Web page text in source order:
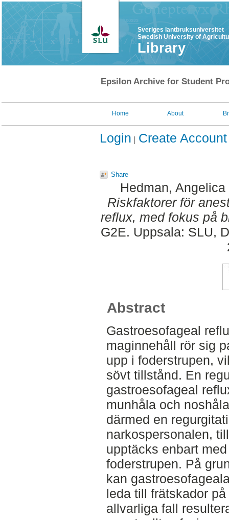
Sveriges lantbruksuniversitet
Swedish University of
Library
Epsilon Archive for Student
Home About
Login Create Account
Share
Hedman, Angelica
Riskfaktorer för
reflux, med fokus på
G2E. Uppsala: SLU,
Abstract
Gastroesofageal
maginnehåll rör sig
upp i foderstrupen,
sövt tillstånd. En
gastroesofageal
munhåla och
därmed en
narkospersonalen,
upptäcks enbart
foderstrupen. På
kan
leda till frätskador
allvarliga fall